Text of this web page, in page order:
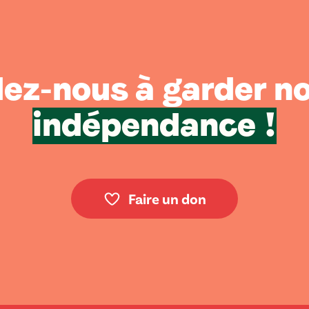
nous à garder
indépendance !
Faire un don